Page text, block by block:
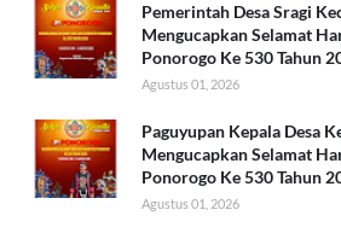
Pemerintah Desa Sragi
Mengucapkan Selamat
Ponorogo Ke 530 Tahun
Agustus 01, 2026
Paguyupan Kepala Desa
Mengucapkan Selamat
Ponorogo Ke 530 Tahun
Agustus 01, 2026